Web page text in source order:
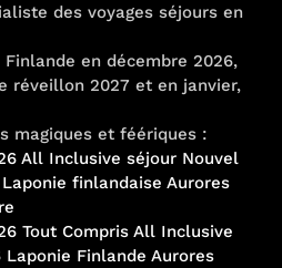
des voyages séjours en
en décembre 2026,
réveillon 2027 et en janvier,
magiques et féériques :
All Inclusive séjour Nouvel
finlandaise Aurores
Tout Compris All Inclusive
Finlande Aurores